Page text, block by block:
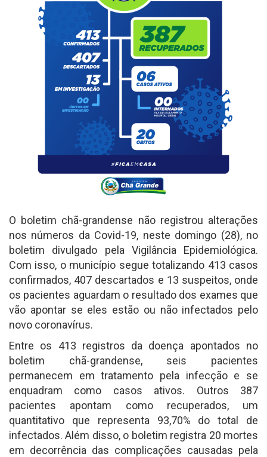
O boletim chã-grandense não registrou alterações
nos números da Covid-19, neste domingo (28), no
boletim divulgado pela Vigilância Epidemiológica.
Com isso, o município segue totalizando 413 casos
confirmados, 407 descartados e 13 suspeitos, onde
os pacientes aguardam o resultado dos exames que
vão apontar se eles estão ou não infectados pelo
novo coronavírus.
Entre os 413 registros da doença apontados no
boletim chã-grandense, seis pacientes
permanecem em tratamento pela infecção e se
enquadram como casos ativos. Outros 387
pacientes apontam como recuperados, um
quantitativo que representa 93,70% do total de
infectados. Além disso, o boletim registra 20 mortes
em decorrência das complicações causadas pela